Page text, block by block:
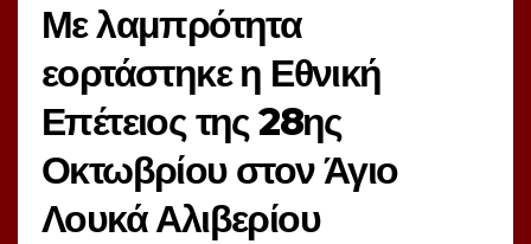
Με λαμπρότητα
εορτάστηκε η Εθνική
Επέτειος της 28ης
Οκτωβρίου στον Άγιο
Λουκά Αλιβερίου